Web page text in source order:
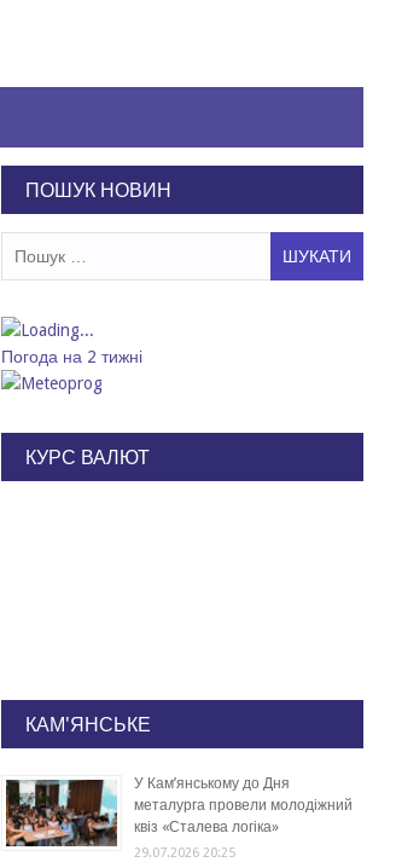
ПОШУК НОВИН
Погода на 2 тижні
КУРС ВАЛЮТ
КАМ'ЯНСЬКЕ
У Кам’янському до Дня
металурга провели молодіжний
квіз «Сталева логіка»
29.07.2026 20:25